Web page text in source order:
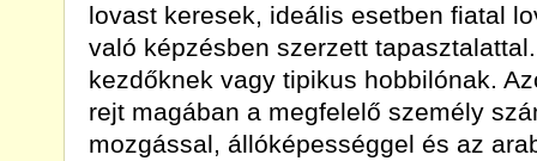
lovast keresek, ideális esetben fiatal
való képzésben szerzett
kezdőknek vagy tipikus hobbilónak.
rejt magában a megfelelő személy
mozgással, állóképességgel és az